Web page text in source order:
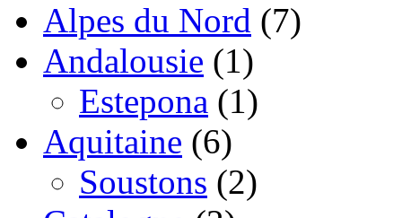
Alpes du Nord (7)
Andalousie (1)
Estepona (1)
Aquitaine (6)
Soustons (2)